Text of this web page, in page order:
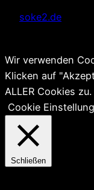
soke2.de
Wir verwenden
Klicken auf
ALLER Cookies zu.
Cookie
Schließen